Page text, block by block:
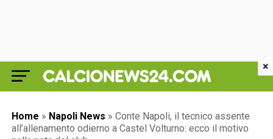
Home » Napoli News » Conte Napoli, il tecnico assente
all’allenamento odierno a Castel Volturno: ecco il motivo
×